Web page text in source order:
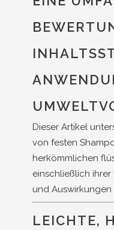
Dieser Artikel
von festen
herkömmlichen
einschließlich
und
LEICHTE,